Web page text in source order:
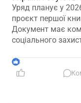
Уряд планує у
проєкт першої
Документ має
соціального
близько 100
3